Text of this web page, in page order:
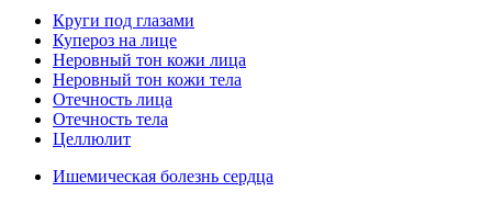
Круги под глазами
Купероз на лице
Неровный тон кожи лица
Неровный тон кожи тела
Отечность лица
Отечность тела
Целлюлит
Ишемическая болезнь сердца